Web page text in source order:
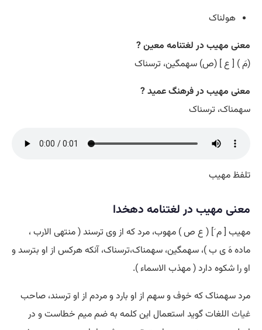
هولناک
معنی مهیب در لغتنامه معین ?
(مَ ) [ ع ] (ص) سهمگین، ترسناک
معنی مهیب در فرهنگ عمید ?
سهمناک، ترسناک
تلفظ مهیب
معنی مهیب در لغتنامه دهخدا
مهیب [ م َ] ( ع ص ) مهوب، مرد که از وی ترسند ( منتهی الارب ،
ماده هَ ی ب )، سهمگین، سهمناک،ترسناک، آنکه هرکس از او بترسد و
او را شکوه دارد ( مهذب الاسماء ).
مرد سهمناک که خوف و سهم از او بارد و مردم از او ترسند، صاحب
غیاث اللغات گوید استعمال این کلمه به ضم میم خطاست و در